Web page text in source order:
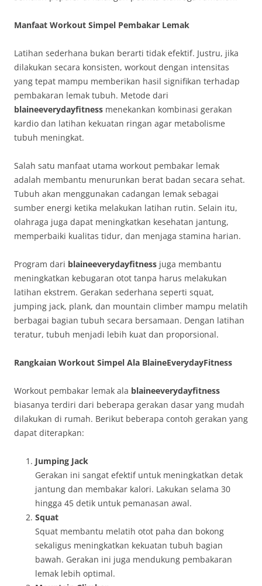
Manfaat Workout Simpel Pembakar Lemak
Latihan sederhana bukan berarti tidak efektif. Justru, jika
dilakukan secara konsisten, workout dengan intensitas
yang tepat mampu memberikan hasil signifikan terhadap
pembakaran lemak tubuh. Metode dari
blaineeverydayfitness menekankan kombinasi gerakan
kardio dan latihan kekuatan ringan agar metabolisme
tubuh meningkat.
Salah satu manfaat utama workout pembakar lemak
adalah membantu menurunkan berat badan secara sehat.
Tubuh akan menggunakan cadangan lemak sebagai
sumber energi ketika melakukan latihan rutin. Selain itu,
olahraga juga dapat meningkatkan kesehatan jantung,
memperbaiki kualitas tidur, dan menjaga stamina harian.
Program dari blaineeverydayfitness juga membantu
meningkatkan kebugaran otot tanpa harus melakukan
latihan ekstrem. Gerakan sederhana seperti squat,
jumping jack, plank, dan mountain climber mampu melatih
berbagai bagian tubuh secara bersamaan. Dengan latihan
teratur, tubuh menjadi lebih kuat dan proporsional.
Rangkaian Workout Simpel Ala BlaineEverydayFitness
Workout pembakar lemak ala blaineeverydayfitness
biasanya terdiri dari beberapa gerakan dasar yang mudah
dilakukan di rumah. Berikut beberapa contoh gerakan yang
dapat diterapkan:
Jumping Jack
Gerakan ini sangat efektif untuk meningkatkan detak
jantung dan membakar kalori. Lakukan selama 30
hingga 45 detik untuk pemanasan awal.
Squat
Squat membantu melatih otot paha dan bokong
sekaligus meningkatkan kekuatan tubuh bagian
bawah. Gerakan ini juga mendukung pembakaran
lemak lebih optimal.